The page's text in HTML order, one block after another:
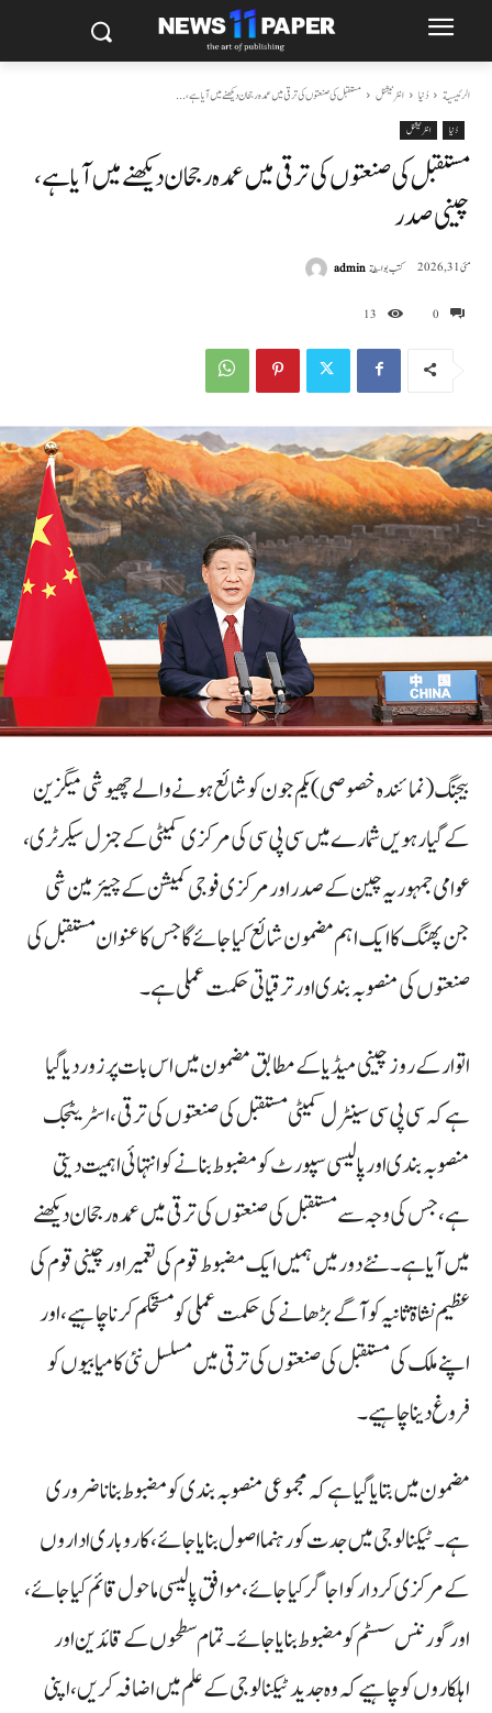
الرئيسية دُنیا انٹرنیشنل مستقبل کی صنعتوں کی ترقی میں عمدہ رجحان دیکھنے میں آیا ہے،...
دُنیا انٹرنیشنل
مستقبل کی صنعتوں کی ترقی میں عمدہ رجحان دیکھنے میں آیا ہے،
چینی صدر
0
13
مئی 31, 2026 كتب بواسطةadmin
بیجنگ (نمائندہ خصوصی) یکم جون کو شائع ہونے والے چھیوشی میگزین
کے گیارہویں شمارے میں سی پی سی کی مرکزی کمیٹی کے جنرل سیکرٹری ،
عوامی جمہوریہ چین کے صدر اور مرکزی فوجی کمیشن کے چیئرمین شی
جن پھنگ کا ایک اہم مضمون شائع کیا جائے گا جس کا عنوان مستقبل کی
صنعتوں کی منصوبہ بندی اور ترقیاتی حکمت عملی ہے۔
اتوار کے روز چینی میڈیا کے مطابق مضمون میں اس بات پر زور دیا گیا
ہے کہ سی پی سی سینٹرل کمیٹی مستقبل کی صنعتوں کی ترقی، اسٹریٹجک
منصوبہ بندی اور پالیسی سپورٹ کو مضبوط بنانے کو انتہائی اہمیت دیتی
ہے، جس کی وجہ سے مستقبل کی صنعتوں کی ترقی میں عمدہ رجحان دیکھنے
میں آیا ہے۔ نئے دور میں ہمیں ایک مضبوط قوم کی تعمیر اور چینی قوم کی
عظیم نشاۃ ثانیہ کو آگے بڑھانے کی حکمت عملی کو مستحکم کرنا چاہیے، اور
اپنے ملک کی مستقبل کی صنعتوں کی ترقی میں مسلسل نئی کامیابیوں کو
فروغ دینا چاہیے۔
مضمون میں بتایا گیا ہے کہ مجموعی منصوبہ بندی کو مضبوط بنانا ضروری
ہے۔ ٹیکنالوجی میں جدت کو رہنما اصول بنایا جائے، کاروباری اداروں
کے مرکزی کردار کو اجاگر کیا جائے، موافق پالیسی ماحول قائم کیا جائے،
اور گورننس سسٹم کو مضبوط بنایا جائے۔ تمام سطحوں کے قائدین اور
اہلکاروں کو چاہیے کہ وہ جدید ٹیکنالوجی کے علم میں اضافہ کریں، اپنی